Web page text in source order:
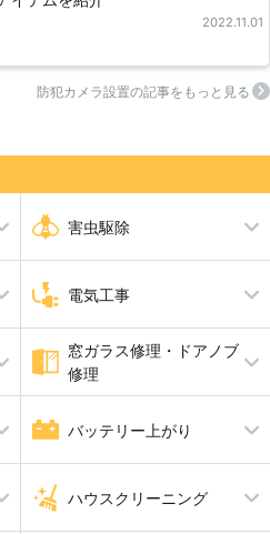
2022.11.01
防犯カメラ設置の記事をもっと見る
伐採
シャッター修理
ブロック工事・コンクリート工
害虫駆除
ダニ・ノミ・トコジラミ駆除
ゴキブリ駆除
ハト駆除
電気工事
漏電修理
換気扇・レンジフード工事
LAN配線工事
合い鍵製作
窓ガラス修理・ドアノブ
修理
ドアノブ修理
雨漏り修理
バッテリー上がり
ハウスクリーニング